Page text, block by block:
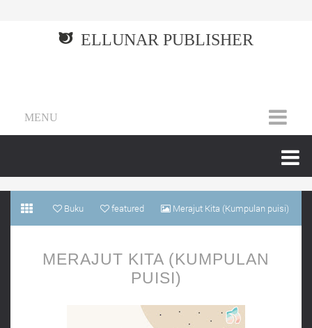
ELLUNAR PUBLISHER
MENU
Buku featured Merajut Kita (Kumpulan puisi)
MERAJUT KITA (KUMPULAN
PUISI)